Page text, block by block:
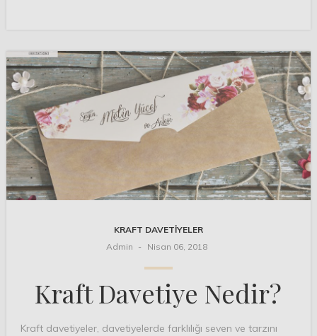
KRAFT DAVETIYELER
Admin
Nisan 06, 2018
Kraft Davetiye Nedir?
Kraft davetiyeler, davetiyelerde farklılığı seven ve tarzını